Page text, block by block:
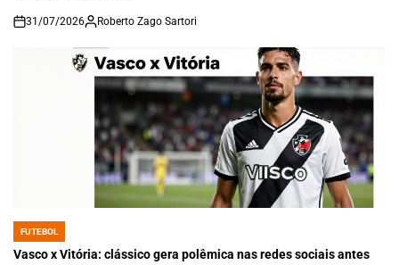
on
31/07/2026 Roberto Zago Sartori
POSTED
IN
FUTEBOL
Vasco x Vitória: clássico gera polêmica nas redes sociais antes